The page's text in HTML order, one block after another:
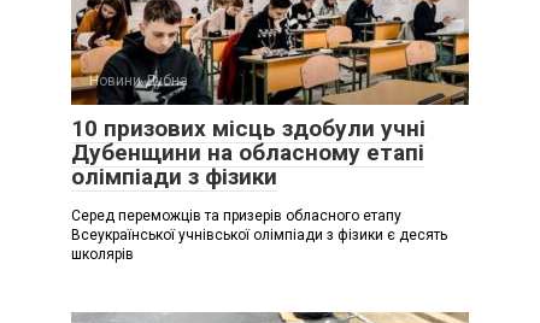
Новини Дубна
10 призових місць здобули учні
Дубенщини на обласному етапі
олімпіади з фізики
Серед переможців та призерів обласного етапу
Всеукраїнської учнівської олімпіади з фізики є десять
школярів